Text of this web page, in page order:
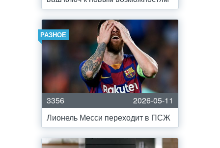
РАЗНОЕ
3356
2026-05-11
Лионель Месси переходит в ПСЖ